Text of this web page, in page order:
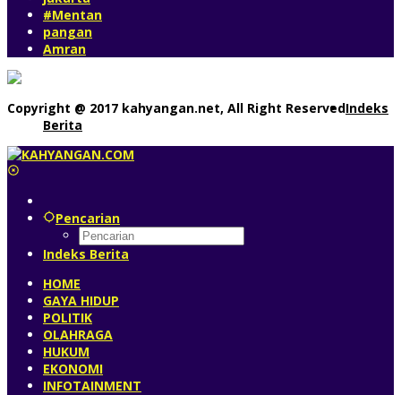
#Mentan
pangan
Amran
Copyright @ 2017 kahyangan.net, All Right ReservedIndeks
Berita
Pencarian
Indeks Berita
HOME
GAYA HIDUP
POLITIK
OLAHRAGA
HUKUM
EKONOMI
INFOTAINMENT